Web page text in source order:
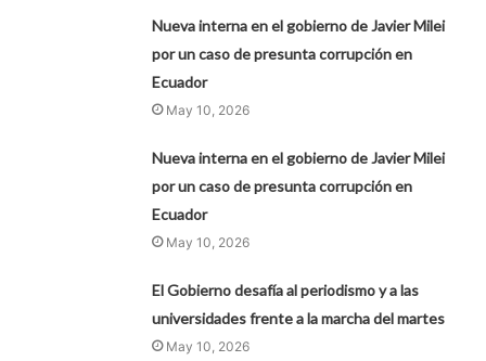
Nueva interna en el gobierno de Javier Milei
por un caso de presunta corrupción en
Ecuador
May 10, 2026
Nueva interna en el gobierno de Javier Milei
por un caso de presunta corrupción en
Ecuador
May 10, 2026
El Gobierno desafía al periodismo y a las
universidades frente a la marcha del martes
May 10, 2026